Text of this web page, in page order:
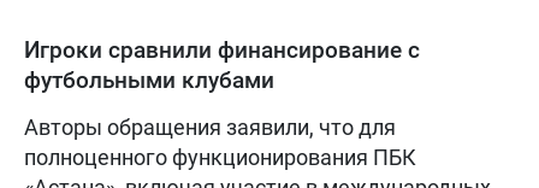
Игроки сравнили финансирование с
футбольными клубами
Авторы обращения заявили, что для
полноценного функционирования ПБК